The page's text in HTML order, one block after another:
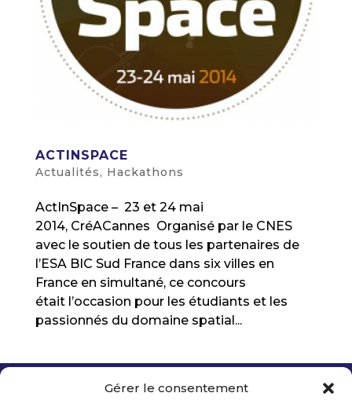
Gérer le consentement
ACTINSPACE
Actualités, Hackathons
ActInSpace – 23 et 24 mai
2014, CréACannes Organisé par le CNES
avec le soutien de tous les partenaires de
l’ESA BIC Sud France dans six villes en
France en simultané, ce concours
était l’occasion pour les étudiants et les
passionnés du domaine spatial...